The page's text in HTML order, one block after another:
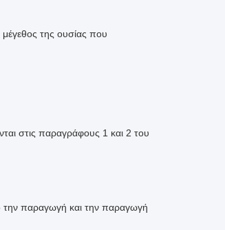
μέγεθος της ουσίας που
στις παραγράφους 1 και 2 του
την παραγωγή και την παραγωγή